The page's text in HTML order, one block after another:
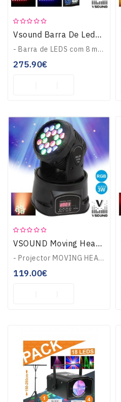
Vsound Barra De Leds C/ 8 Leds Rgbw 10w Dmx LEDMV810RGBW
- Barra de LEDS com 8 módulos LED e Strobe- LEDS: 8 LEDS CREE RGBW com 10W potência- Motores com 230º rotação para efeitos- Controlo de LEDs Em grupo e individu..
275.90€
VSOUND Moving Head Mini 18 Leds 3w Rgb Dmx Mic
- Projector MOVING HEAD compacto com LEDs- Número de LEDs: 18 LEDs RGB 3W- Controlo DMX com 12 canais, controlo AutoMaster-Slave, Dimmer electrónico: 0-100%- Ro..
119.00€